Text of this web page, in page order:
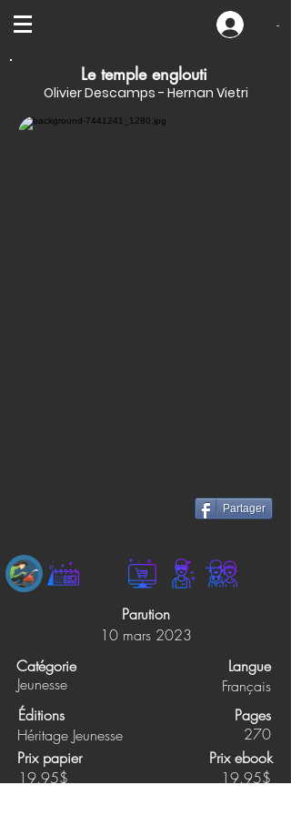
-
Le temple englouti
Olivier Descamps - Hernan Vietri
Partager
Parution
10 mars 2023
Catégorie
Jeunesse
Langue
Français
Éditions
Héritage Jeunesse
Pages
270
Prix papier
Prix ebook
19.95$
19.95$